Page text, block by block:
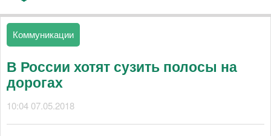
Коммуникации
В России хотят сузить полосы на
дорогах
10:04 07.05.2018